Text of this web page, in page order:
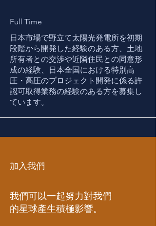
Full Time
日本市場で野立て太陽光発電所を初期
段階から開発した経験のある方、土地
所有者との交渉や近隣住民との同意形
成の経験、日本全国における特別高
圧・高圧のプロジェクト開発に係る許
認可取得業務の経験のある方を募集し
ています。
加入我們
我們可以一起努力對我們
的星球產生積極影響。